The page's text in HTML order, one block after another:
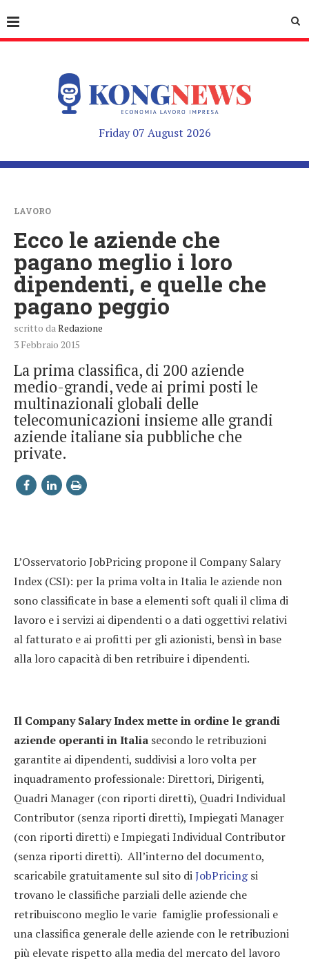
Friday 07 August 2026
LAVORO
Ecco le aziende che
pagano meglio i loro
dipendenti, e quelle che
pagano peggio
scritto da Redazione
3 Febbraio 2015
La prima classifica, di 200 aziende
medio-grandi, vede ai primi posti le
multinazionali globali delle
telecomunicazioni insieme alle grandi
aziende italiane sia pubbliche che
private.
L’Osservatorio JobPricing propone il Company Salary
Index (CSI): per la prima volta in Italia le aziende non
sono classificate in base a elementi soft quali il clima di
lavoro e i servizi ai dipendenti o a dati oggettivi relativi
al fatturato e ai profitti per gli azionisti, bensì in base
alla loro capacità di ben retribuire i dipendenti.
Il Company Salary Index mette in ordine le grandi
aziende operanti in Italia secondo le retribuzioni
garantite ai dipendenti, suddivisi a loro volta per
inquadramento professionale: Direttori, Dirigenti,
Quadri Manager (con riporti diretti), Quadri Individual
Contributor (senza riporti diretti), Impiegati Manager
(con riporti diretti) e Impiegati Individual Contributor
(senza riporti diretti). All’interno del documento,
scaricabile gratuitamente sul sito diJobPricingsi
trovano le classifiche parziali delle aziende che
retribuiscono meglio le varie famiglie professionali e
una classifica generale delle aziende con le retribuzioni
più elevate rispetto alla media del mercato del lavoro